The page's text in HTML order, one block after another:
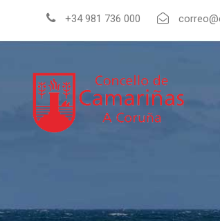
+34 981 736 000